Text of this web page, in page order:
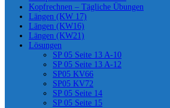
Kopfrechnen – Tägliche Übungen
Längen (KW 17)
Längen (KW16)
Längen (KW21)
Lösungen
SP 05 Seite 13 A-10
SP 05 Seite 13 A-12
SP05 KV66
SP05 KV72
SP 05 Seite 14
SP 05 Seite 15